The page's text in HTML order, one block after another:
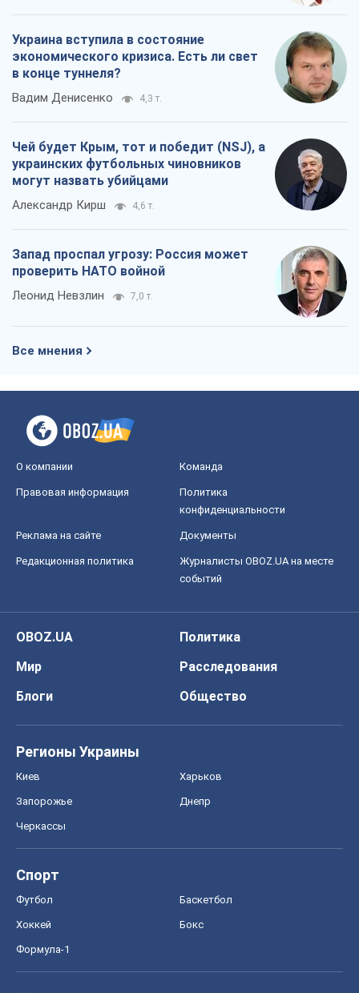
Украина вступила в состояние
экономического кризиса. Есть ли свет
в конце туннеля?
Вадим Денисенко 4,3 т.
Чей будет Крым, тот и победит (NSJ), а
украинских футбольных чиновников
могут назвать убийцами
Александр Кирш 4,6 т.
Запад проспал угрозу: Россия может
проверить НАТО войной
Леонид Невзлин 7,0 т.
Все мнения
О компании Команда
Правовая информация
Политика
конфиденциальности
Реклама на сайте Документы
Редакционная политика
Журналисты OBOZ.UA на месте
событий
OBOZ.UA
Политика
Мир
Расследования
Блоги
Общество
Регионы Украины
Киев Харьков
Запорожье Днепр
Черкассы
Спорт
Футбол Баскетбол
Хоккей Бокс
Формула-1